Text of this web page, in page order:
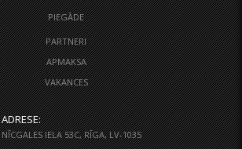
PIEGĀDE
PARTNERI
APMAKSA
VAKANCES
ADRESE:
NĪCGALES IELA 53C, RĪGA, LV-1035